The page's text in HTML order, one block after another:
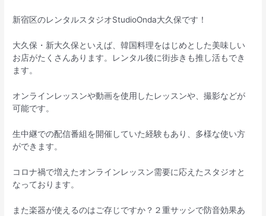
新宿区のレンタルスタジオStudioOnda大久保です！
大久保・新大久保といえば、韓国料理をはじめとした美味しい
お店がたくさんあります。レンタル後に街歩きも推し活もでき
ます。
オンラインレッスンや動画を使用したレッスンや、撮影などが
可能です。
生中継での配信番組を開催していた経験もあり、多様な使い方
ができます。
コロナ禍で増えたオンラインレッスン需要に応えたスタジオと
なっております。
また楽器が使えるのはご存じですか？２重サッシで防音効果あ